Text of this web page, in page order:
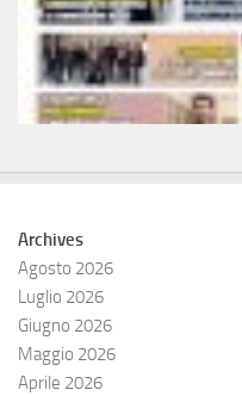
Archives
Agosto 2026
Luglio 2026
Giugno 2026
Maggio 2026
Aprile 2026